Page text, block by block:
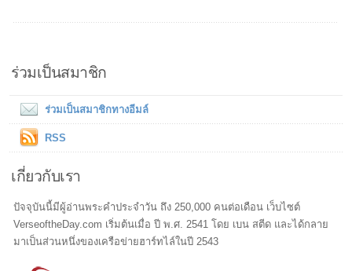
ร่วมเป็นสมาชิก
ร่วมเป็นสมาชิกทางอีมล์
RSS
เกี่ยวกับเรา
ปัจจุบันนี้มีผู้อ่านพระคำประจำวัน ถึง 250,000 คนต่อเดือน เว็บไซต์
VerseoftheDay.com เริ่มต้นเมื่อ ปี พ.ศ. 2541 โดย เบน สตีด และได้กลาย
มาเป็นส่วนหนึ่งของเครือข่ายฮาร์ทไล์ในปี 2543